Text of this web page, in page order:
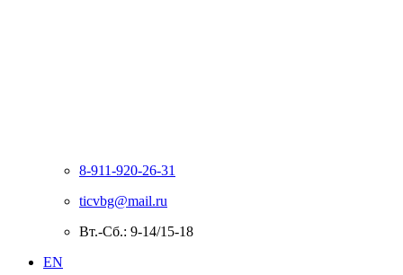
8-911-920-26-31
ticvbg@mail.ru
Вт.-Сб.: 9-14/15-18
EN